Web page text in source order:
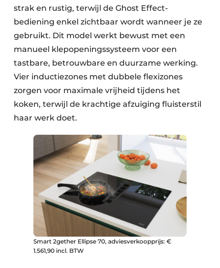
strak en rustig, terwijl de Ghost Effect-
bediening enkel zichtbaar wordt wanneer je ze
gebruikt. Dit model werkt bewust met een
manueel klepopeningssysteem voor een
tastbare, betrouwbare en duurzame werking.
Vier inductiezones met dubbele flexizones
zorgen voor maximale vrijheid tijdens het
koken, terwijl de krachtige afzuiging fluisterstil
haar werk doet.
Smart 2gether Ellipse 70, adviesverkoopprijs: €
1.561,90 incl. BTW